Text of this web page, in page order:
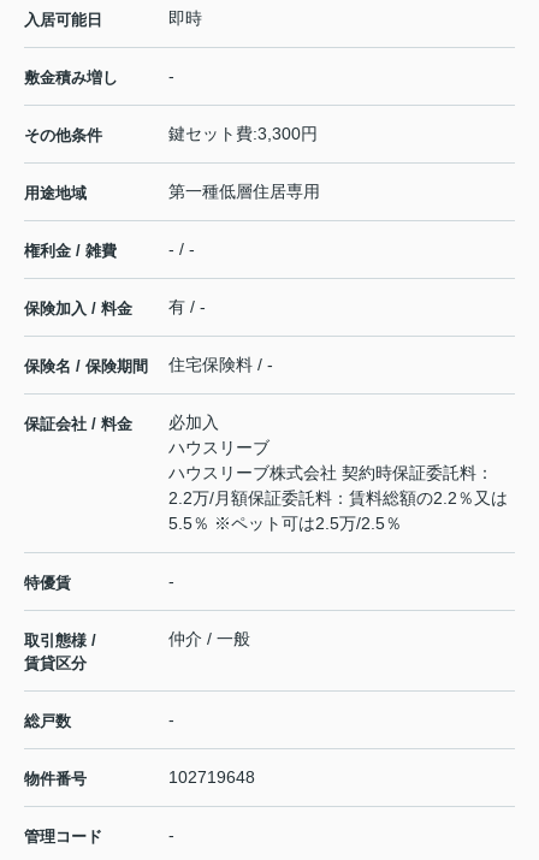
入居可能日 即時
敷金積み増し -
その他条件 鍵セット費:3,300円
用途地域 第一種低層住居専用
権利金 / 雑費 - / -
保険加入 / 料金 有 / -
保険名 / 保険期間 住宅保険料 / -
保証会社 / 料金
必加入
ハウスリーブ
ハウスリーブ株式会社 契約時保証委託料：
2.2万/月額保証委託料：賃料総額の2.2％又は
5.5％ ※ペット可は2.5万/2.5％
特優賃 -
取引態様 /
賃貸区分
仲介 / 一般
総戸数 -
物件番号 102719648
管理コード -